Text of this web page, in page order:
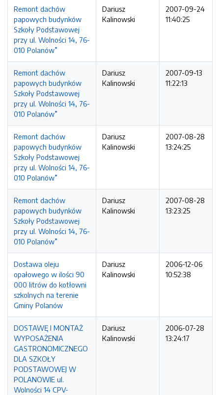
Remont dachów
papowych budynków
Szkoły Podstawowej
przy ul. Wolności 14, 76-
010 Polanów”
Dariusz
Kalinowski
2007-09-24
11:40:25
Remont dachów
papowych budynków
Szkoły Podstawowej
przy ul. Wolności 14, 76-
010 Polanów”
Dariusz
Kalinowski
2007-09-13
11:22:13
Remont dachów
papowych budynków
Szkoły Podstawowej
przy ul. Wolności 14, 76-
010 Polanów”
Dariusz
Kalinowski
2007-08-28
13:24:25
Remont dachów
papowych budynków
Szkoły Podstawowej
przy ul. Wolności 14, 76-
010 Polanów”
Dariusz
Kalinowski
2007-08-28
13:23:25
Dostawa oleju
opałowego w ilości 90
000 litrów do kotłowni
szkolnych na terenie
Gminy Polanów
Dariusz
Kalinowski
2006-12-06
10:52:38
DOSTAWĘ I MONTAŻ
WYPOSAŻENIA
GASTRONOMICZNEGO
DLA SZKOŁY
PODSTAWOWEJ W
POLANOWIE ul.
Wolności 14 CPV-
Dariusz
Kalinowski
2006-07-28
13:24:17